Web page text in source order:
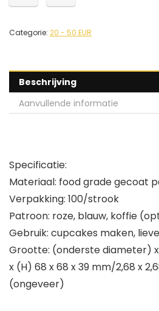
Categorie: 20 - 50 EUR
Beschrijving
Aanvullende informatie
Specificatie:
Materiaal: food grade gecoat
Verpakking: 100/strook
Patroon: roze, blauw, koffie
Gebruik: cupcakes maken,
Grootte: (onderste diameter)
x (H) 68 x 68 x 39 mm/2,68 x
(ongeveer)